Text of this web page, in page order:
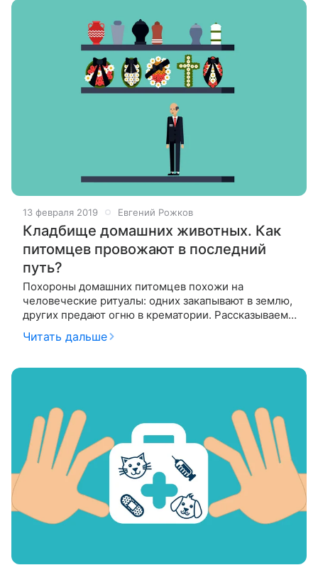
13 февраля 2019 Евгений Рожков
Кладбище домашних животных. Как
питомцев провожают в последний
путь?
Похороны домашних питомцев похожи на
человеческие ритуалы: одних закапывают в землю,
других предают огню в крематории. Рассказываем,
История вопроса Нет, церемонии
Читать дальше